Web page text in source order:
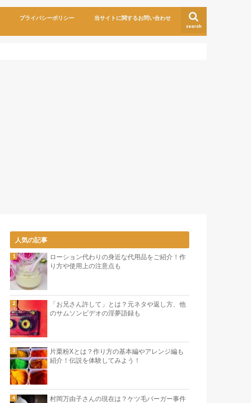
search
プライバシーポリシー 当サイトに関するお問い合わせ
人気の記事
ローション代わりの身近な代用品をご紹介！作
り方や使用上の注意点も
「お兄さん許して」とは？元ネタや返し方、他
のサムソンビデオの淫夢語録も
片栗粉Xとは？作り方の基本編やアレンジ編も
紹介！伝説を体験してみよう！
村岡万由子さんの現在は？ケツ毛バーガー事件